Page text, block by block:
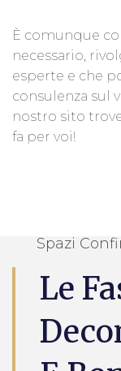
È comunque
necessario,
esperte e che
consulenza sul
nostro sito
fa per voi!
Spazi
Le